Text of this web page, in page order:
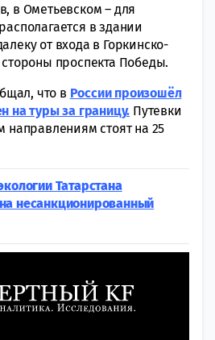
в Ометьевском – для
в здании
от входа в Горкинско-
проспекта Победы.
что в России произошёл
на туры за границу. Путевки
направлениям стоят на 25
Татарстана
несанкционированный